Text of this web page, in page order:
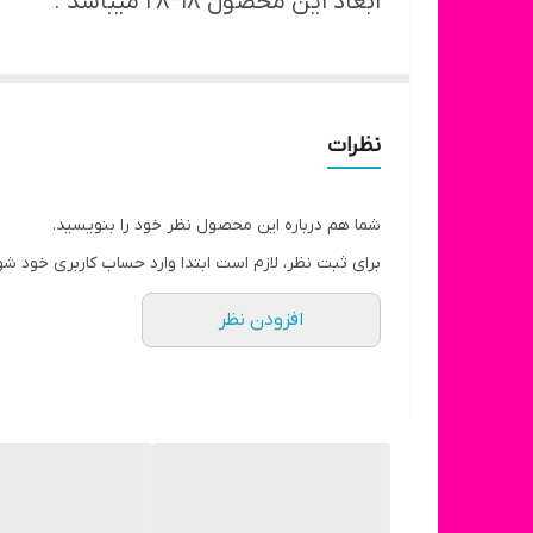
نظرات
شما هم درباره این محصول نظر خود را بنویسید.
برای ثبت نظر، لازم است ابتدا وارد حساب کاربری خود
افزودن نظر